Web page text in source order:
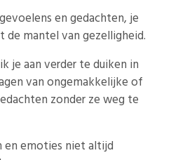
en gedachten, je
mantel van gezelligheid.
je aan verder te duiken in
van ongemakkelijke of
zonder ze weg te
en emoties niet altijd